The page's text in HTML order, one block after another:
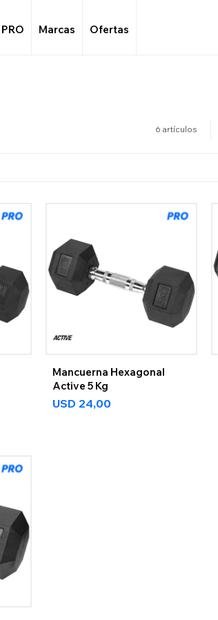
PRO Marcas Ofertas
6 artículos
Mancuerna Hexagonal
Active 5 Kg
USD 24,00